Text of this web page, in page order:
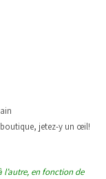
jetez-y un œil!
l’autre, en fonction de